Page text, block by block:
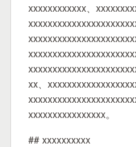
xxxxxxxxxxxx、
xx、
xxxxxxxxxxxxxxxx。
## xxxxxxxxxx